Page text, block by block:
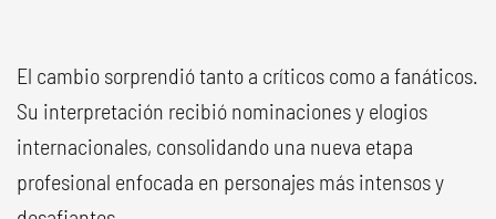
El cambio sorprendió tanto a críticos como a fanáticos.
Su interpretación recibió nominaciones y elogios
internacionales, consolidando una nueva etapa
profesional enfocada en personajes más intensos y